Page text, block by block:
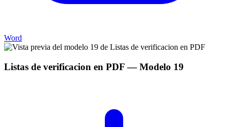
Word
Listas de verificacion en PDF— Modelo 19